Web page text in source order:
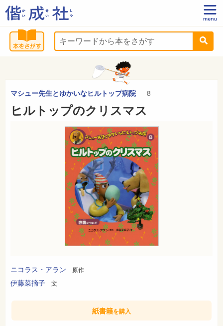
マシュー先生とゆかいなヒルトップ病院 8
ヒルトップのクリスマス
ニコラス・アラン 原作
伊藤菜摘子 文
紙書籍を購入